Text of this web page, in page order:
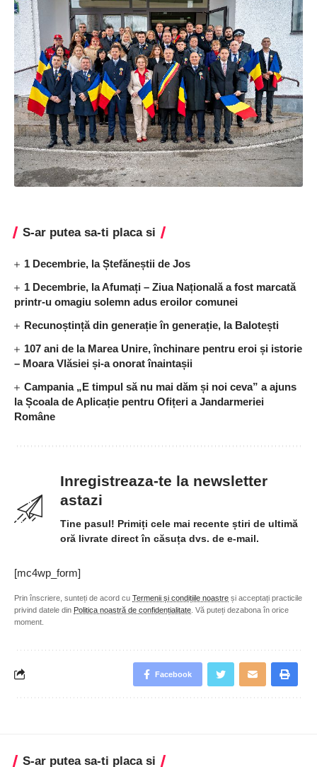
S-ar putea sa-ti placa si
1 Decembrie, la Ștefăneștii de Jos
1 Decembrie, la Afumați – Ziua Națională a fost marcată
printr-u omagiu solemn adus eroilor comunei
Recunoștință din generație în generație, la Balotești
107 ani de la Marea Unire, închinare pentru eroi și istorie
– Moara Vlăsiei și-a onorat înaintașii
Campania „E timpul să nu mai dăm și noi ceva” a ajuns
la Școala de Aplicație pentru Ofițeri a Jandarmeriei
Române
Inregistreaza-te la newsletter
astazi
Tine pasul! Primiți cele mai recente știri de ultimă
oră livrate direct în căsuța dvs. de e-mail.
[mc4wp_form]
Prin înscriere, sunteți de acord cu Termenii și condițiile noastre și acceptați practicile
privind datele din Politica noastră de confidențialitate . Vă puteți dezabona în orice
moment.
Facebook
S-ar putea sa-ti placa si